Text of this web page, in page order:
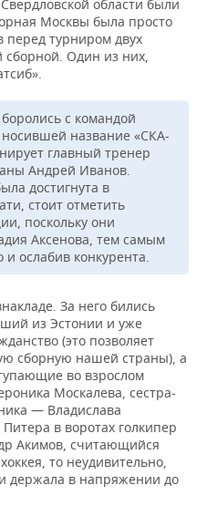
области были
Москвы была просто
перед турниром двух
сборной. Один из них,
с командой
название «СКА-
главный тренер
Андрей Иванов.
достигнута в
стоит отметить
поскольку они
Аксенова, тем самым
ослабив конкурента.
За него бились
из Эстонии и уже
(это позволяет
сборную нашей страны), а
во взрослом
Москалева, сестра-
— Владислава
в воротах голкипер
Акимов, считающийся
то неудивительно,
держала в напряжении до